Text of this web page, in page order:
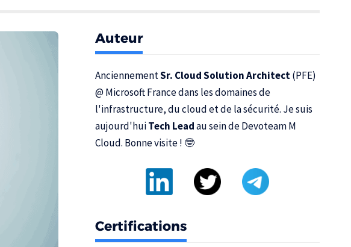
Auteur
AnciennementSr. Cloud Solution Architect(PFE)
@ Microsoft Francedans les domaines de
l'infrastructure, du cloud et de la sécurité. Je suis
aujourd'huiTech Leadau sein deDevoteam M
Cloud. Bonne visite ! 🤓
Certifications